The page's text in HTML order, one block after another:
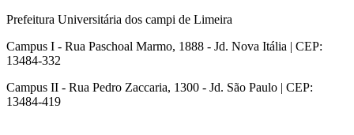
Prefeitura Universitária dos campi de Limeira
Campus I - Rua Paschoal Marmo, 1888 - Jd. Nova Itália | CEP:
13484-332
Campus II - Rua Pedro Zaccaria, 1300 - Jd. São Paulo | CEP:
13484-419